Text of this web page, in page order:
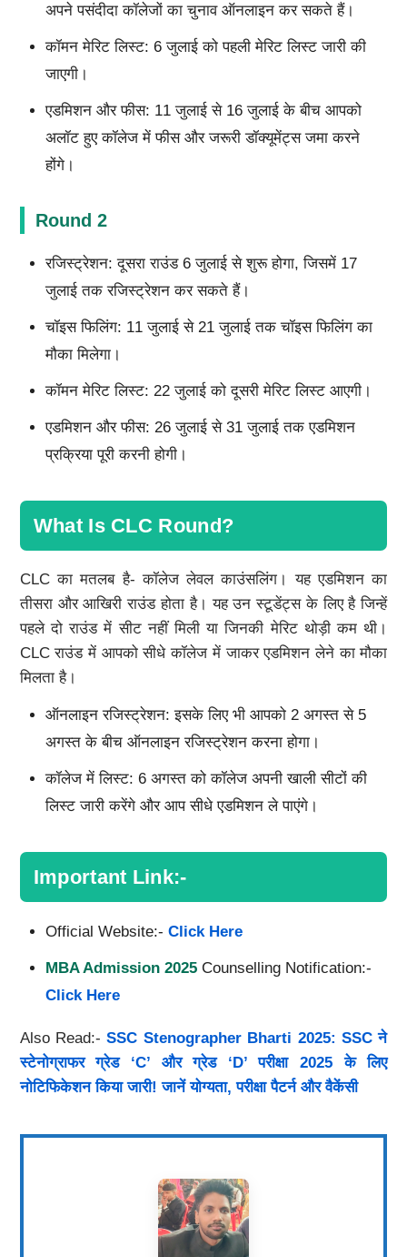
अपने पसंदीदा कॉलेजों का चुनाव ऑनलाइन कर सकते हैं।
कॉमन मेरिट लिस्ट: 6 जुलाई को पहली मेरिट लिस्ट जारी की
जाएगी।
एडमिशन और फीस: 11 जुलाई से 16 जुलाई के बीच आपको
अलॉट हुए कॉलेज में फीस और जरूरी डॉक्यूमेंट्स जमा करने
होंगे।
Round 2
रजिस्ट्रेशन: दूसरा राउंड 6 जुलाई से शुरू होगा, जिसमें 17
जुलाई तक रजिस्ट्रेशन कर सकते हैं।
चॉइस फिलिंग: 11 जुलाई से 21 जुलाई तक चॉइस फिलिंग का
मौका मिलेगा।
कॉमन मेरिट लिस्ट: 22 जुलाई को दूसरी मेरिट लिस्ट आएगी।
एडमिशन और फीस: 26 जुलाई से 31 जुलाई तक एडमिशन
प्रक्रिया पूरी करनी होगी।
What Is CLC Round?
CLC का मतलब है- कॉलेज लेवल काउंसलिंग। यह एडमिशन का
तीसरा और आखिरी राउंड होता है। यह उन स्टूडेंट्स के लिए है जिन्हें
पहले दो राउंड में सीट नहीं मिली या जिनकी मेरिट थोड़ी कम थी।
CLC राउंड में आपको सीधे कॉलेज में जाकर एडमिशन लेने का मौका
मिलता है।
ऑनलाइन रजिस्ट्रेशन: इसके लिए भी आपको 2 अगस्त से 5
अगस्त के बीच ऑनलाइन रजिस्ट्रेशन करना होगा।
कॉलेज में लिस्ट: 6 अगस्त को कॉलेज अपनी खाली सीटों की
लिस्ट जारी करेंगे और आप सीधे एडमिशन ले पाएंगे।
Important Link:-
Official Website:- Click Here
MBA Admission 2025Counselling Notification:-
Click Here
Also Read:-SSC Stenographer Bharti 2025: SSC ने
स्टेनोग्राफर ग्रेड ‘C’ और ग्रेड ‘D’ परीक्षा 2025 के लिए
नोटिफिकेशन किया जारी! जानें योग्यता, परीक्षा पैटर्न और वैकेंसी